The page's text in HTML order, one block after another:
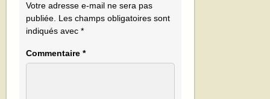
Votre adresse e-mail ne sera pas
publiée. Les champs obligatoires sont
indiqués avec*
Commentaire*